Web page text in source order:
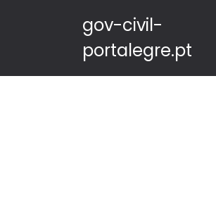
gov-civil-
portalegre.pt